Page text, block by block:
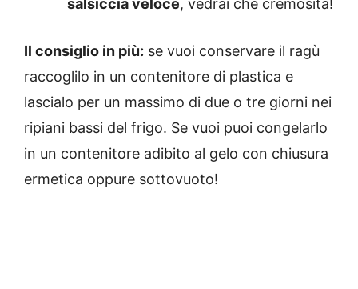
salsiccia veloce, vedrai che cremosità!
Il consiglio in più: se vuoi conservare il ragù
raccoglilo in un contenitore di plastica e
lascialo per un massimo di due o tre giorni nei
ripiani bassi del frigo. Se vuoi puoi congelarlo
in un contenitore adibito al gelo con chiusura
ermetica oppure sottovuoto!